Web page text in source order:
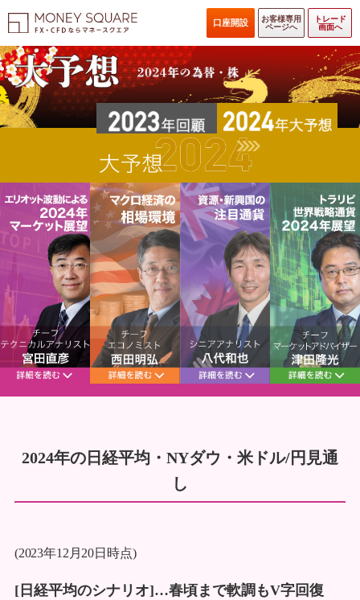
口座開設
お客様専用
ページへ
トレード
画面へ
2024年の日経平均・NYダウ・米ドル/円見通
し
(2023年12月20日時点)
[日経平均のシナリオ]…春頃まで軟調もV字回復